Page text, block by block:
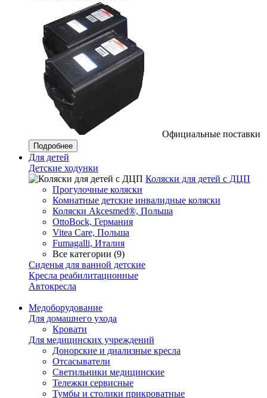
Официальные поставки
Подробнее
Для детей
Детские ходунки
Коляски для детей с ДЦП
Прогулочные коляски
Комнатные детские инвалидные коляски
Коляски Akcesmed®, Польша
OttoBock, Германия
Vitea Care, Польша
Fumagalli, Италия
Все категории (9)
Сиденья для ванной детские
Кресла реабилитационные
Автокресла
Медоборудование
Для домашнего ухода
Кровати
Для медицинских учреждений
Донорские и диализные кресла
Отсасыватели
Светильники медицинские
Тележки сервисные
Тумбы и столики прикроватные